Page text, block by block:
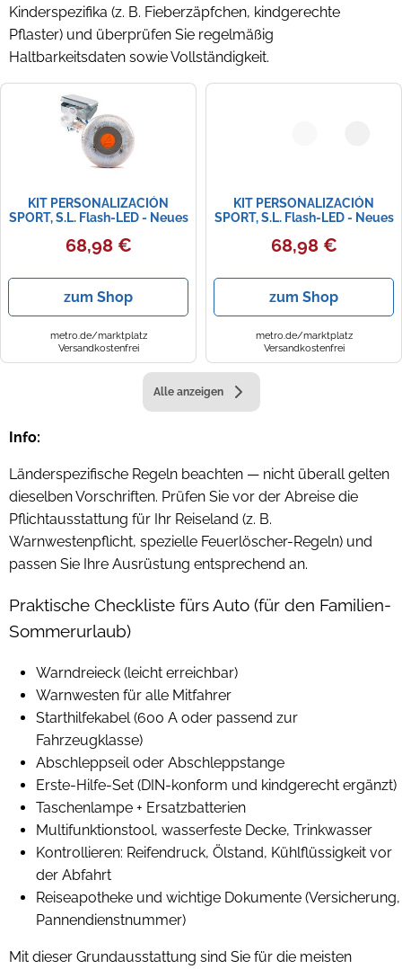
Kinderspezifika (z. B. Fieberzäpfchen, kindgerechte
Pflaster) und überprüfen Sie regelmäßig
Haltbarkeitsdaten sowie Vollständigkeit.
KIT PERSONALIZACIÓN
SPORT, S.L. Flash-LED - Neues
mit Erste-Hilfe-Kit - orange
68,98 €
zum Shop
metro.de/marktplatz
Versandkostenfrei
KIT PERSONALIZACIÓN
SPORT, S.L. Flash-LED - Neues
Schlüsselanhänger Tragbare
FL-006
68,98 €
zum Shop
metro.de/marktplatz
Versandkostenfrei
Alle anzeigen
Info:
Länderspezifische Regeln beachten — nicht überall gelten
dieselben Vorschriften. Prüfen Sie vor der Abreise die
Pflichtausstattung für Ihr Reiseland (z. B.
Warnwestenpflicht, spezielle Feuerlöscher-Regeln) und
passen Sie Ihre Ausrüstung entsprechend an.
Praktische Checkliste fürs Auto (für den Familien-
Sommerurlaub)
Warndreieck (leicht erreichbar)
Warnwesten für alle Mitfahrer
Starthilfekabel (600 A oder passend zur
Fahrzeugklasse)
Abschleppseil oder Abschleppstange
Erste-Hilfe-Set (DIN-konform und kindgerecht ergänzt)
Taschenlampe + Ersatzbatterien
Multifunktionstool, wasserfeste Decke, Trinkwasser
Kontrollieren: Reifendruck, Ölstand, Kühlflüssigkeit vor
der Abfahrt
Reiseapotheke und wichtige Dokumente (Versicherung,
Pannendienstnummer)
Mit dieser Grundausstattung sind Sie für die meisten